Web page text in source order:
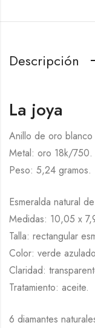
Descripción
La joya
Anillo de oro blanco
Metal: oro 18k/750.
Peso: 5,24 gramos.
Esmeralda natural
Medidas: 10,05 x
Talla: rectangular
Color: verde
Claridad:
Tratamiento: aceite.
6 diamantes